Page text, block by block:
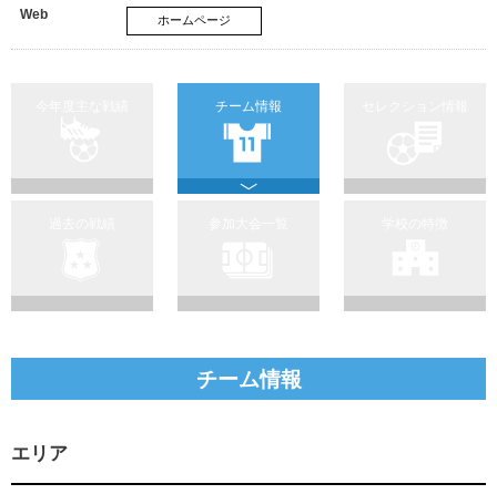
Web ホームページ
チーム情報
チーム情報
エリア